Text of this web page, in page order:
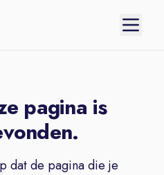
pagina is
dat de pagina die je